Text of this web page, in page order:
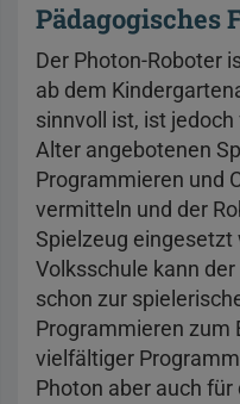
Pädagogisches
Der Photon-Roboter
ab dem
sinnvoll ist, ist
Alter angebotenen
Programmieren und
vermitteln und der
Spielzeug
Volksschule kann
schon zur
Programmieren zum
vielfältiger
Photon aber auch